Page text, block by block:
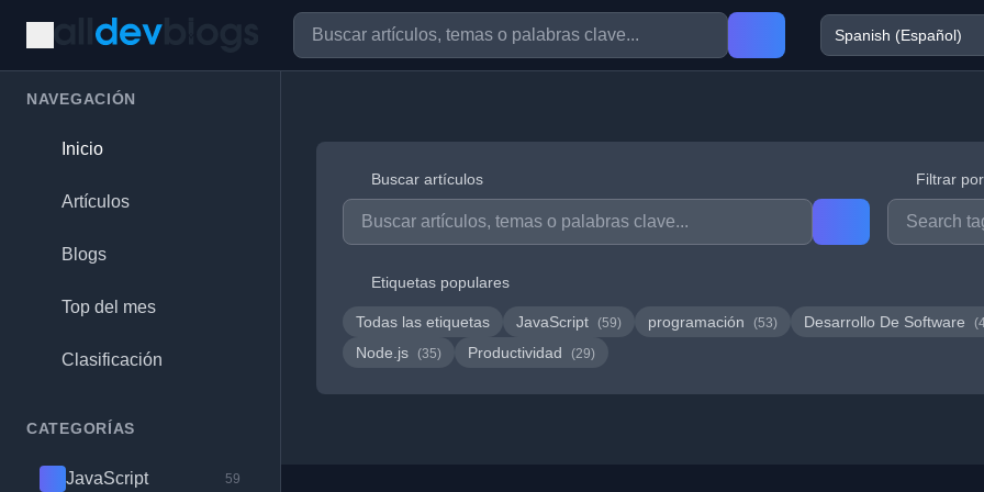
NAVEGACIÓN
Inicio
Artículos
Blogs
Top del mes
Clasificación
CATEGORÍAS
JavaScript 59
Buscar artículos Filtrar
Etiquetas populares
Todas las etiquetas JavaScript (59) programación (53) Desarrollo De Software
Node.js (35) Productividad (29)